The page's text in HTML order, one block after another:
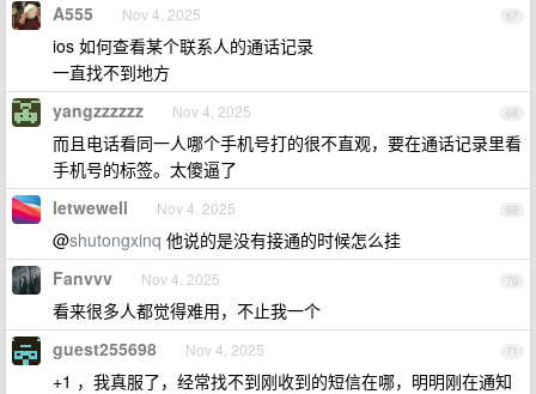
67
A555 Nov 4, 2025
ios 如何查看某个联系人的通话记录
一直找不到地方
68
yangzzzzzz Nov 4, 2025
而且电话看同一人哪个手机号打的很不直观，要在通话记录里看
手机号的标签。太傻逼了
69
letwewell Nov 4, 2025
@shutongxinq 他说的是没有接通的时候怎么挂
70
Fanvvv Nov 4, 2025
看来很多人都觉得难用，不止我一个
71
guest255698 Nov 4, 2025
+1 ，我真服了，经常找不到刚收到的短信在哪，明明刚在通知